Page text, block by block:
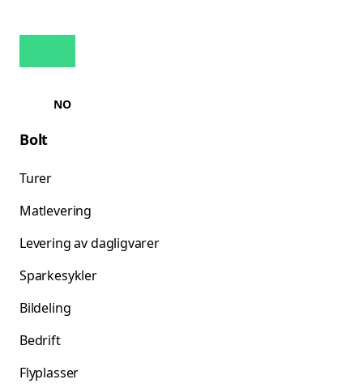
NO
Bolt
Turer
Matlevering
Levering av dagligvarer
Sparkesykler
Bildeling
Bedrift
Flyplasser